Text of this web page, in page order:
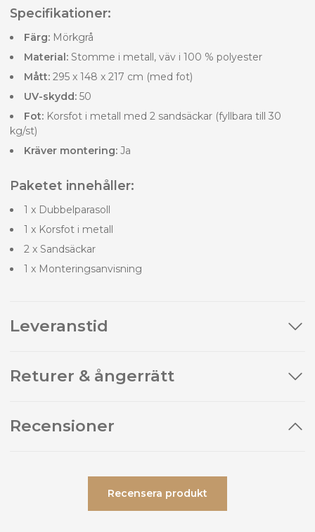
Specifikationer:
Färg: Mörkgrå
Material: Stomme i metall, väv i 100 % polyester
Mått: 295 x 148 x 217 cm (med fot)
UV-skydd: 50
Fot: Korsfot i metall med 2 sandsäckar (fyllbara till 30
kg/st)
Kräver montering: Ja
Paketet innehåller:
1 x Dubbelparasoll
1 x Korsfot i metall
2 x Sandsäckar
1 x Monteringsanvisning
Leveranstid
Returer & ångerrätt
Recensioner
Recensera produkt